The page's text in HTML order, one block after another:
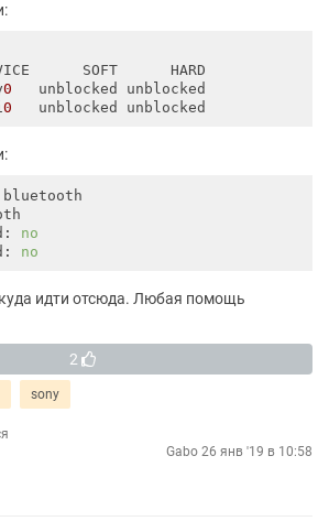
SOFT      HARD
0
   unblocked unblocked
0
no
no
куда идти отсюда. Любая помощь
2
sony
Gabo 26 янв '19 в 10:58